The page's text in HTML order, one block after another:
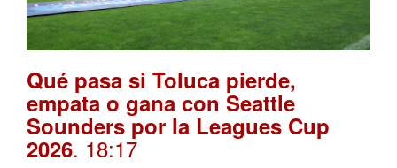
Qué pasa si Toluca pierde,
empata o gana con Seattle
Sounders por la Leagues Cup
2026. 18:17